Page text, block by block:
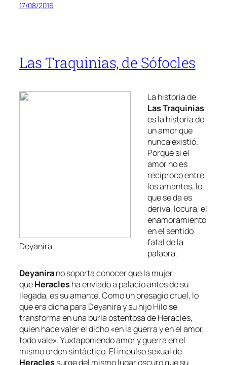
17/08/2016
Las Traquinias, de Sófocles
Deyanira
La historia de
LasTraquinias
es la historia de
un amor que
nunca existió.
Porque si el
amor no es
recíproco entre
los amantes, lo
que se da es
deriva, locura, el
enamoramiento
en el sentido
fatal de la
palabra.
Deyanirano soporta conocer que la mujer
queHeracles ha enviado a palacio antes de su
llegada, es su amante. Como un presagio cruel, lo
que era dicha para Deyanira y su hijo Hilo se
transforma en una burla ostentosa de Heracles,
quien hace valer el dicho «en la guerra y en el amor,
todo vale». Yuxtaponiendo amor y guerra en el
mismo orden sintáctico. El impulso sexual de
Heracles surge del mismo lugar oscuro que su